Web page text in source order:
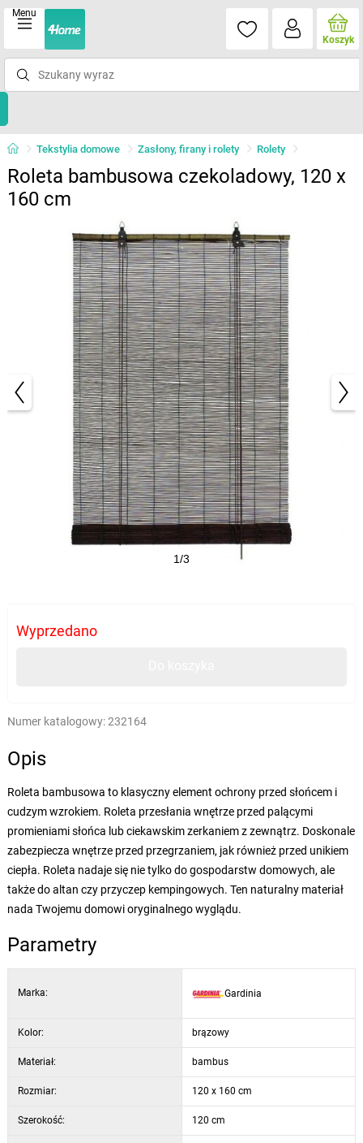
Menu
Koszyk
Tekstylia domowe Zasłony, firany i rolety Rolety
Roleta bambusowa czekoladowy, 120 x
160 cm
1/3
Wyprzedano
Numer katalogowy:232164
Opis
Roleta bambusowa to klasyczny element ochrony przed słońcem i
cudzym wzrokiem. Roleta przesłania wnętrze przed palącymi
promieniami słońca lub ciekawskim zerkaniem z zewnątrz. Doskonale
zabezpiecza wnętrze przed przegrzaniem, jak również przed unikiem
ciepła. Roleta nadaje się nie tylko do gospodarstw domowych, ale
także do altan czy przyczep kempingowych. Ten naturalny materiał
nada Twojemu domowi oryginalnego wyglądu.
Parametry
Marka: Gardinia
Kolor: brązowy
Materiał: bambus
Rozmiar: 120 x 160 cm
Szerokość: 120 cm